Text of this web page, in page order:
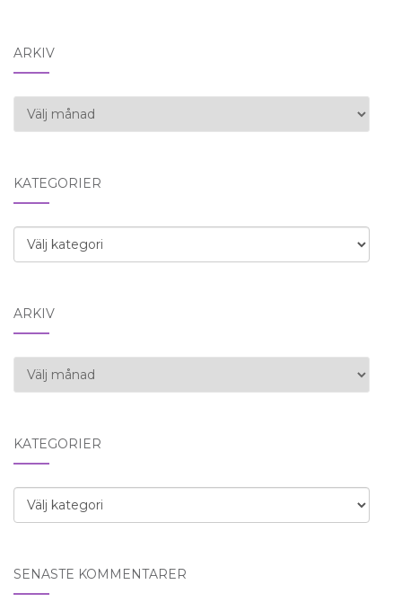
ARKIV
Arkiv
KATEGORIER
Kategorier
ARKIV
Arkiv
KATEGORIER
Kategorier
SENASTE KOMMENTARER